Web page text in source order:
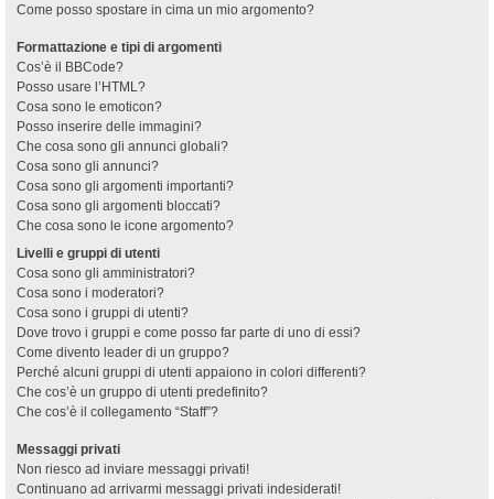
Come posso spostare in cima un mio argomento?
Formattazione e tipi di argomenti
Cos’è il BBCode?
Posso usare l’HTML?
Cosa sono le emoticon?
Posso inserire delle immagini?
Che cosa sono gli annunci globali?
Cosa sono gli annunci?
Cosa sono gli argomenti importanti?
Cosa sono gli argomenti bloccati?
Che cosa sono le icone argomento?
Livelli e gruppi di utenti
Cosa sono gli amministratori?
Cosa sono i moderatori?
Cosa sono i gruppi di utenti?
Dove trovo i gruppi e come posso far parte di uno di essi?
Come divento leader di un gruppo?
Perché alcuni gruppi di utenti appaiono in colori differenti?
Che cos’è un gruppo di utenti predefinito?
Che cos’è il collegamento “Staff”?
Messaggi privati
Non riesco ad inviare messaggi privati!
Continuano ad arrivarmi messaggi privati indesiderati!